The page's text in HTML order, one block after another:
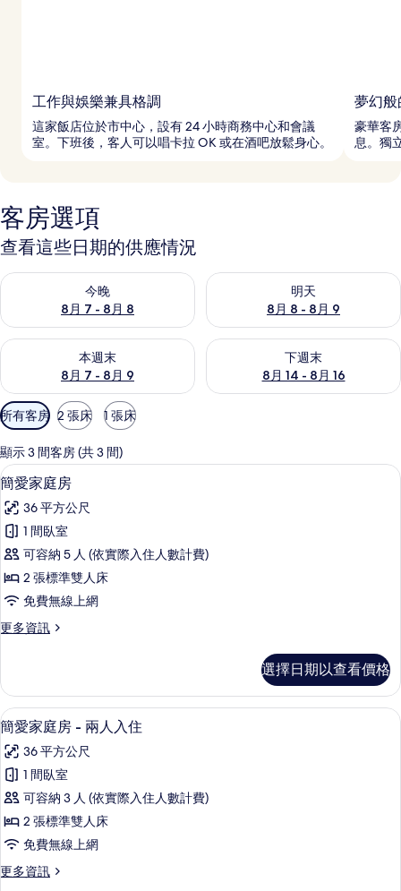
工作與娛樂兼具格調
這家飯店位於市中心，設有 24 小時商務中心和會議
室。下班後，客人可以唱卡拉 OK 或在酒吧放鬆身心。
夢幻般
豪華客
息。獨
客房選項
查看這些日期的供應情況
今晚
8月 7 - 8月 8
查看今晚 (8月 7 - 8月 8) 的供應情況
明天
8月 8 - 8月 9
查看明天 (8月 8 - 8月 9) 的供
本週末
8月 7 - 8月 9
查看本週末 (8月 7 - 8月 9) 的供應情況
下週末
8月 14 - 8月 16
查看下週末 (8月 14 - 8月 16)
可
用
的
客
房
篩
選
條
所有客房 2 張床 1 張床
顯示 3 間客房 (共 3 間)
顯
示
簡
愛
家
庭
房
的
有
相
片
簡愛家庭房 | 1 間臥室、高級寢具、迷
5
簡愛家庭房
36 平方公尺
1 間臥室
可容納 5 人 (依實際入住人數計費)
2 張標準雙人床
免費無線上網
更多資訊
更
家
庭
房
詳
情
選擇日期以查看價格
顯
示
簡
愛
家
庭
房
-
簡愛家庭房 - 兩人入住 | 1 間臥室、高
6
簡愛家庭房 - 兩人入住
36 平方公尺
1 間臥室
可容納 3 人 (依實際入住人數計費)
2 張標準雙人床
免費無線上網
更多資訊
更